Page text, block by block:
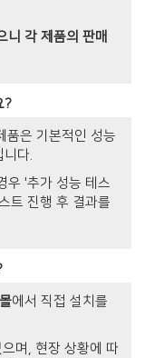
니 각 제품의 판매
?
품은 기본적인 성능
다.
우 '추가 성능 테스
트 진행 후 결과를
에서 직접 설치를
며, 현장 상황에 따